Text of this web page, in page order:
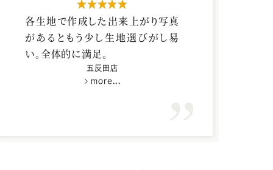
各生地で作成した出来上がり写真
があるともう少し生地選びがし易
い。全体的に満足。
五反田店
more...